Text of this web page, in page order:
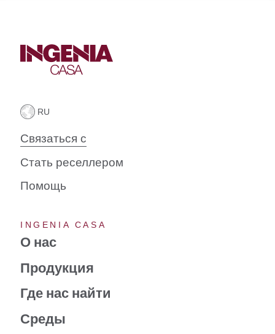
Связаться с
Стать реселлером
Помощь
INGENIA CASA
О нас
Продукция
Где нас найти
Среды